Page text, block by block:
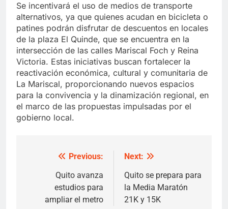
Se incentivará el uso de medios de transporte
alternativos, ya que quienes acudan en bicicleta o
patines podrán disfrutar de descuentos en locales
de la plaza El Quinde, que se encuentra en la
intersección de las calles Mariscal Foch y Reina
Victoria. Estas iniciativas buscan fortalecer la
reactivación económica, cultural y comunitaria de
La Mariscal, proporcionando nuevos espacios
para la convivencia y la dinamización regional, en
el marco de las propuestas impulsadas por el
gobierno local.
navigation
Previous:
Quito avanza
estudios para
ampliar el metro
Next:
Quito se prepara para
la Media Maratón
21K y 15K